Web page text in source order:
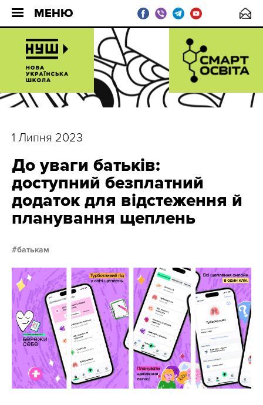
МЕНЮ
1 Липня 2023
До уваги батьків:
доступний безплатний
додаток для відстеження й
планування щеплень
батькам